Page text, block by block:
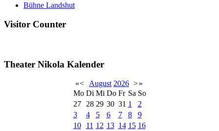
Bühne Landshut
Visitor Counter
Theater Nikola Kalender
«< August 2026 >»
Mo Di Mi Do Fr Sa So
27
28 29 30 31 1
2
3
4 5 6 7 8
9
10
11 12 13 14 15 16